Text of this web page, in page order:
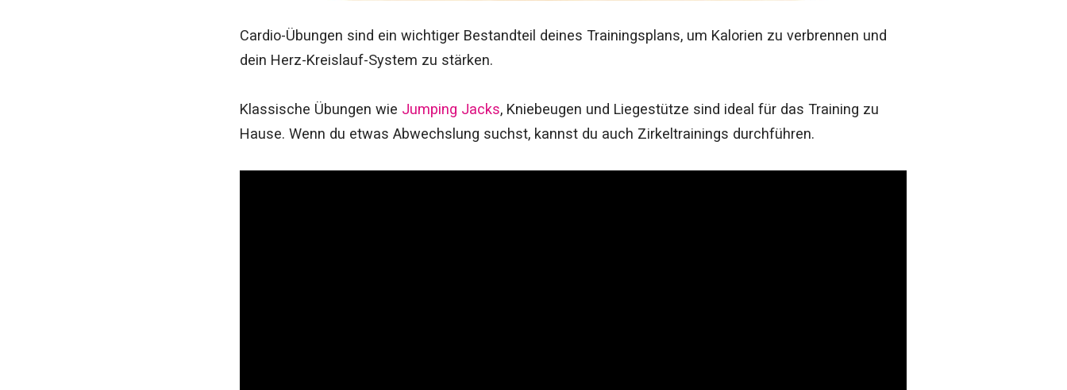
Cardio-Übungen sind ein wichtiger Bestandteil deines Trainingsplans, um Kalorien zu verbrennen und
dein Herz-Kreislauf-System zu stärken.
Klassische Übungen wie Jumping Jacks, Kniebeugen und Liegestütze sind ideal für das Training zu
Hause. Wenn du etwas Abwechslung suchst, kannst du auch Zirkeltrainings durchführen.